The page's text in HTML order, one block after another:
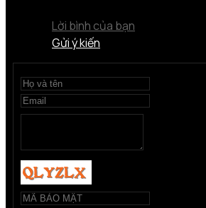
Lời bình của bạn
Gửi ý kiến